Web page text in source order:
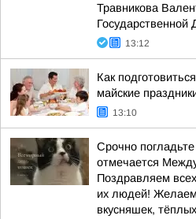
Травникова
13:12
Как
майские
13:10
Срочно погладьте
отмечается
Поздравляем
их людей!
вкусняшек,